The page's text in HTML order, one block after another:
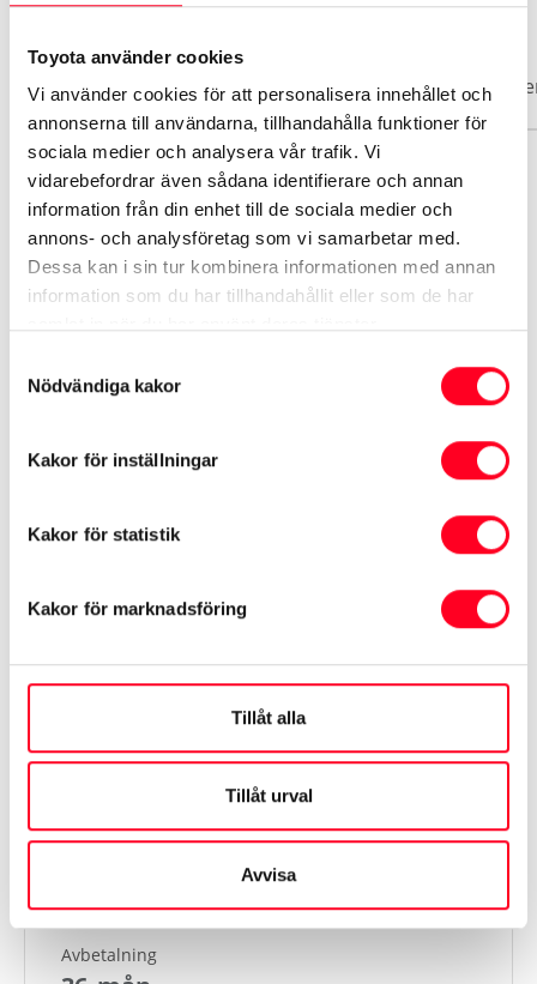
Toyota använder cookies
Vi använder cookies för att personalisera innehållet och
annonserna till användarna, tillhandahålla funktioner för
sociala medier och analysera vår trafik. Vi
vidarebefordrar även sådana identifierare och annan
information från din enhet till de sociala medier och
annons- och analysföretag som vi samarbetar med.
Dessa kan i sin tur kombinera informationen med annan
information som du har tillhandahållit eller som de har
Nödvändiga kakor
Kakor för inställningar
Kakor för statistik
Kakor för marknadsföring
Tillåt alla
Tillåt urval
Avvisa
Biluppgifter
Basuppgifter Funktioner Interiör Exteriör
Märke
Toyota
Modell
Växellåda
tillverkaren
Visa mer
Finansiering
Kontantinsats
Avbetalning